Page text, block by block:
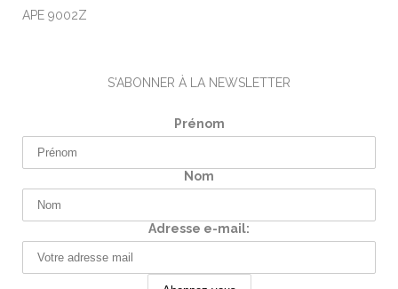
APE 9002Z
S'ABONNER À LA NEWSLETTER
Prénom
Nom
Adresse e-mail: